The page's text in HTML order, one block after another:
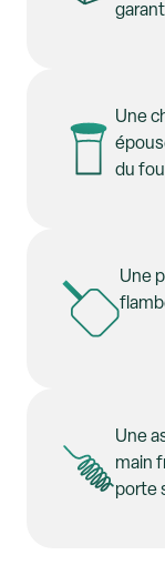
Une
du
Une
Une
main
porte